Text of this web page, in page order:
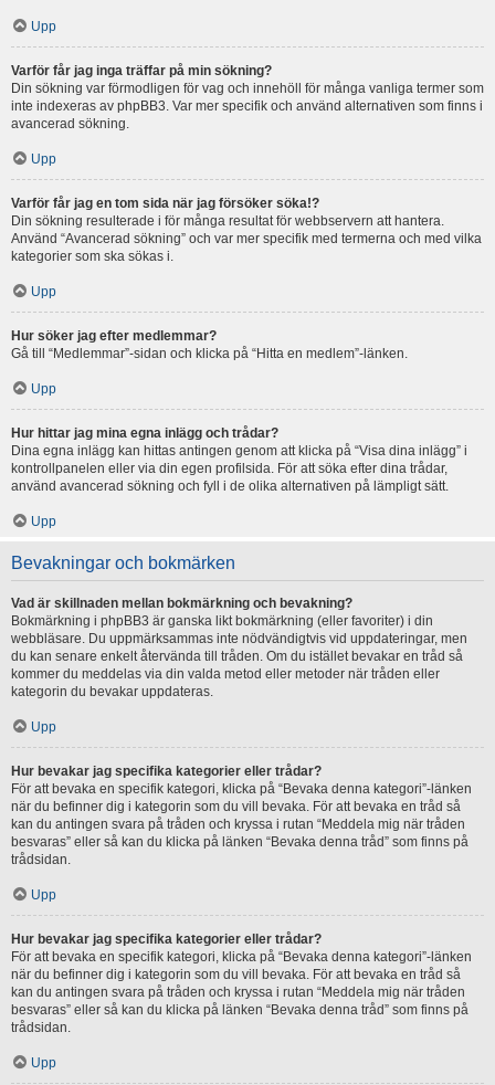
Upp
Varför får jag inga träffar på min sökning?
Din sökning var förmodligen för vag och innehöll för många vanliga termer som
inte indexeras av phpBB3. Var mer specifik och använd alternativen som finns i
avancerad sökning.
Upp
Varför får jag en tom sida när jag försöker söka!?
Din sökning resulterade i för många resultat för webbservern att hantera.
Använd “Avancerad sökning” och var mer specifik med termerna och med vilka
kategorier som ska sökas i.
Upp
Hur söker jag efter medlemmar?
Gå till “Medlemmar”-sidan och klicka på “Hitta en medlem”-länken.
Upp
Hur hittar jag mina egna inlägg och trådar?
Dina egna inlägg kan hittas antingen genom att klicka på “Visa dina inlägg” i
kontrollpanelen eller via din egen profilsida. För att söka efter dina trådar,
använd avancerad sökning och fyll i de olika alternativen på lämpligt sätt.
Upp
Bevakningar och bokmärken
Vad är skillnaden mellan bokmärkning och bevakning?
Bokmärkning i phpBB3 är ganska likt bokmärkning (eller favoriter) i din
webbläsare. Du uppmärksammas inte nödvändigtvis vid uppdateringar, men
du kan senare enkelt återvända till tråden. Om du istället bevakar en tråd så
kommer du meddelas via din valda metod eller metoder när tråden eller
kategorin du bevakar uppdateras.
Upp
Hur bevakar jag specifika kategorier eller trådar?
För att bevaka en specifik kategori, klicka på “Bevaka denna kategori”-länken
när du befinner dig i kategorin som du vill bevaka. För att bevaka en tråd så
kan du antingen svara på tråden och kryssa i rutan “Meddela mig när tråden
besvaras” eller så kan du klicka på länken “Bevaka denna tråd” som finns på
trådsidan.
Upp
Hur bevakar jag specifika kategorier eller trådar?
För att bevaka en specifik kategori, klicka på “Bevaka denna kategori”-länken
när du befinner dig i kategorin som du vill bevaka. För att bevaka en tråd så
kan du antingen svara på tråden och kryssa i rutan “Meddela mig när tråden
besvaras” eller så kan du klicka på länken “Bevaka denna tråd” som finns på
trådsidan.
Upp